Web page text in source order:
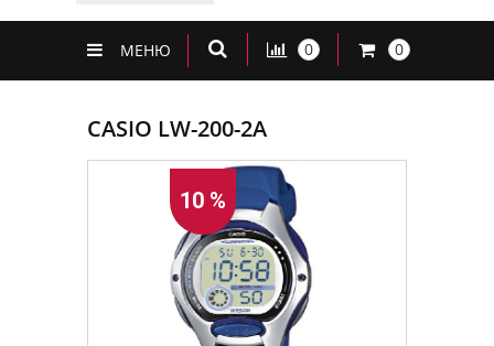
МЕНЮ 0 0
CASIO LW-200-2A
10 %